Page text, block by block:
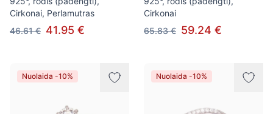
Cirkonai, Perlamutras
46.61 € 41.95 €
Cirkonai
65.83 € 59.24 €
Nuolaida -10% Nuolaida -10%